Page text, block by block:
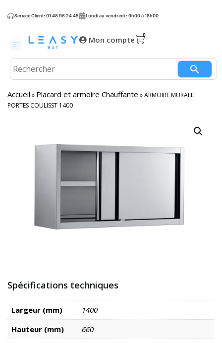
Service Client: 01 48 96 24 45 Lundi au vendredi : 9h00 à 18h00
Mon compte
Accueil » Placard et armoire Chauffante »ARMOIRE MURALE
PORTES COULISST 1400
Spécifications techniques
Largeur (mm)
1400
Hauteur (mm)
660